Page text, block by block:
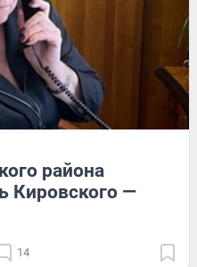
района
Кировского —
14